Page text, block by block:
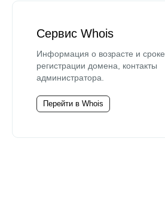
Сервис Whois
Информация о возрасте и сроке
регистрации домена, контакты
администратора.
Перейти в Whois